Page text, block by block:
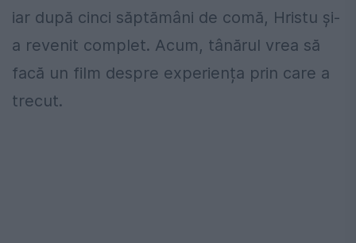
iar după cinci săptămâni de comă, Hristu și-
a revenit complet. Acum, tânărul vrea să
facă un film despre experiența prin care a
trecut.